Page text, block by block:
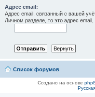
Адрес email:
Адрес email, связанный с вашей
Личном разделе, то это адрес
Список форумов
Создано на основе